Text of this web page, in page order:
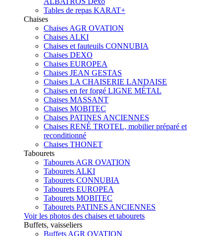
Tables de repas KARAT+
Chaises
Chaises AGR OVATION
Chaises ALKI
Chaises et fauteuils CONNUBIA
Chaises DEXO
Chaises EUROPEA
Chaises JEAN GESTAS
Chaises LA CHAISERIE LANDAISE
Chaises en fer forgé LIGNE MÉTAL
Chaises MASSANT
Chaises MOBITEC
Chaises PATINES ANCIENNES
Chaises RENÉ TROTEL, mobilier préparé et
reconditionné
Chaises THONET
Tabourets
Tabourets AGR OVATION
Tabourets ALKI
Tabourets CONNUBIA
Tabourets EUROPEA
Tabourets MOBITEC
Tabourets PATINES ANCIENNES
Voir les photos des chaises et tabourets
Buffets, vaisseliers
Buffets AGR OVATION